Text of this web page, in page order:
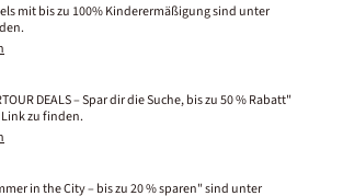
mit bis zu 100% Kinderermäßigung sind unter
DEALS – Spar dir die Suche, bis zu 50 % Rabatt"
zu finden.
in the City – bis zu 20 % sparen" sind unter